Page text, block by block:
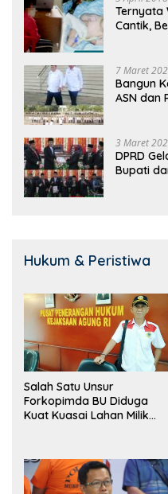
Ternyata
Cantik,
7 Maret
Bangun
ASN dan
3 Maret
DPRD
Bupati
Hukum & Peristiwa
Salah Satu Unsur
Forkopimda BU Diduga
Kuat Kuasai Lahan Milik